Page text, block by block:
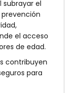
subrayar el
el acceso
de edad.
contribuyen
para